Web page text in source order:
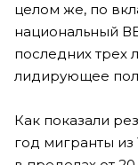
целом же, по
национальный
последних трех
лидирующее
Как показали
год мигранты